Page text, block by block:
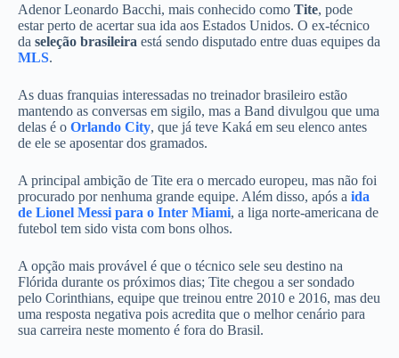
Adenor Leonardo Bacchi, mais conhecido como Tite, pode
estar perto de acertar sua ida aos Estados Unidos. O ex-técnico
da seleção brasileira está sendo disputado entre duas equipes da
MLS.
As duas franquias interessadas no treinador brasileiro estão
mantendo as conversas em sigilo, mas a Band divulgou que uma
delas é o Orlando City, que já teve Kaká em seu elenco antes
de ele se aposentar dos gramados.
A principal ambição de Tite era o mercado europeu, mas não foi
procurado por nenhuma grande equipe. Além disso, após a ida
de Lionel Messi para o Inter Miami, a liga norte-americana de
futebol tem sido vista com bons olhos.
A opção mais provável é que o técnico sele seu destino na
Flórida durante os próximos dias; Tite chegou a ser sondado
pelo Corinthians, equipe que treinou entre 2010 e 2016, mas deu
uma resposta negativa pois acredita que o melhor cenário para
sua carreira neste momento é fora do Brasil.